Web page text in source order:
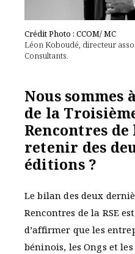
Crédit Photo : CCOM/ MC
Léon Koboudé, directeur
Consultants.
Nous sommes
de la
Rencontres de
retenir des
éditions ?
Le bilan des deux
Rencontres de la RSE
d’affirmer que les
béninois, les Ongs et